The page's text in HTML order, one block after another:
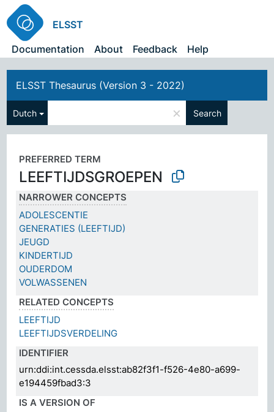
ELSST
Documentation
About Feedback Help
ELSST Thesaurus (Version 3 - 2022)
Dutch × Search
PREFERRED TERM
LEEFTIJDSGROEPEN
NARROWER CONCEPTS
ADOLESCENTIE
GENERATIES (LEEFTIJD)
JEUGD
KINDERTIJD
OUDERDOM
VOLWASSENEN
RELATED CONCEPTS
LEEFTIJD
LEEFTIJDSVERDELING
IDENTIFIER
urn:ddi:int.cessda.elsst:ab82f3f1-f526-4e80-a699-
e194459fbad3:3
IS A VERSION OF